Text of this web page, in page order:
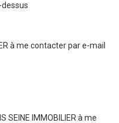
à me contacter par e-mail
SEINE IMMOBILIER à me